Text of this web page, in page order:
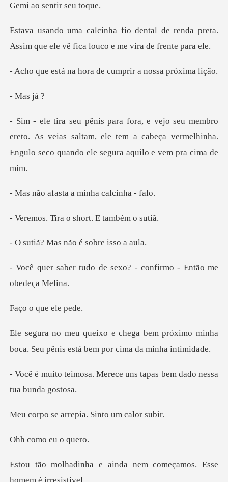
sentir s
de renda preta.
Assim que ele vê fic
hora de cumprir a n
as
ereto. As veias saltam, ele tem a cabeça vermelhinha.
En
sta a minha c
a o short. E t
s não é sobre
de sexo? - confirmo - E
que e
m próximo minha
boca. Seu pênis est
Merece uns tapas bem dad
rrepia. Sinto
mo eu
ainda nem começamos. Es